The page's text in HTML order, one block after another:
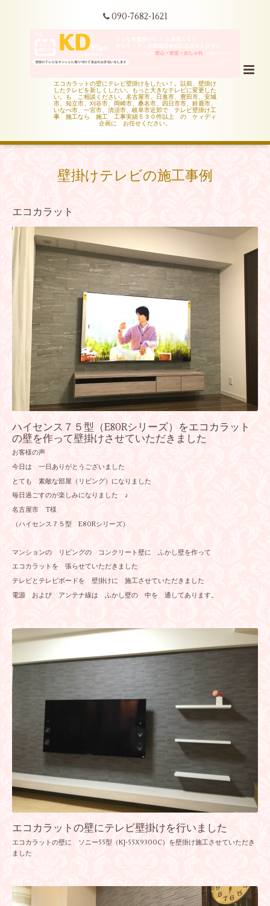
090-7682-1621
エコカラットの壁にテレビ壁掛けをしたい！。以前、壁掛け
したテレビを新しくしたい。もっと大きなテレビに変更した
い。も ご相談ください。名古屋市、日進市、豊田市、安城
市、知立市、刈谷市、岡崎市、桑名市、四日市市、鈴鹿市、
いなべ市、一宮市、清須市、岐阜市近郊で テレビ壁掛け工
事 施工なら 施工 工事実績５３０件以上 の ケィディ
企画に お任せください。
壁掛けテレビの施工事例
エコカラット
ハイセンス７５型（E80Rシリーズ）をエコカラット
の壁を作って壁掛けさせていただきました
お客様の声
今日は 一日ありがとうございました
とても 素敵な部屋（リビング）になりました
毎日過ごすのが楽しみになりました ♪
名古屋市 T様
（ハイセンス７５型 E80Rシリーズ）
マンションの リビングの コンクリート壁に ふかし壁を作って
エコカラットを 張らせていただきました
テレビとテレビボードを 壁掛けに 施工させていただきました
電源 および アンテナ線は ふかし壁の 中を 通してあります。
エコカラットの壁にテレビ壁掛けを行いました
エコカラットの壁に ソニー55型（KJ-55X9300C）を壁掛け施工させていただき
ました